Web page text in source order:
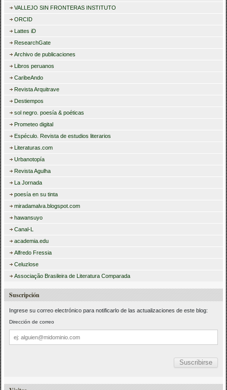
VALLEJO SIN FRONTERAS INSTITUTO
ORCID
Lattes iD
ResearchGate
Archivo de publicaciones
Libros peruanos
CaribeAndo
Revista Arquitrave
Destiempos
sol negro. poesía & poéticas
Prometeo digital
Espéculo. Revista de estudios literarios
Literaturas.com
Urbanotopía
Revista Agulha
La Jornada
poesía en su tinta
miradamalva.blogspot.com
hawansuyo
Canal-L
academia.edu
Alfredo Fressia
Celuzlose
Associação Brasileira de Literatura Comparada
Suscripción
Ingrese su correo electrónico para notificarlo de las actualizaciones de este blog:
Dirección de correo
Dirección
de
correo